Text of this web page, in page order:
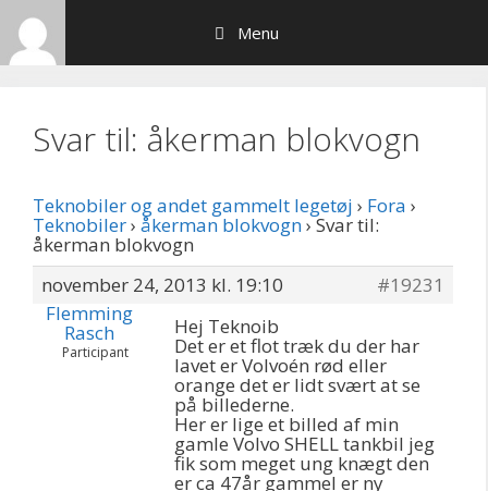
Hop
indhold
Menu
Svar til: åkerman blokvogn
Teknobiler og andet gammelt legetøj › Fora ›
Teknobiler› åkerman blokvogn›Svar til:
åkerman blokvogn
november 24, 2013 kl. 19:10
#19231
Flemming
Rasch
Participant
Hej Teknoib
Det er et flot træk du der har
lavet er Volvoén rød eller
orange det er lidt svært at se
på billederne.
Her er lige et billed af min
gamle Volvo SHELL tankbil jeg
fik som meget ung knægt den
er ca 47år gammel er ny